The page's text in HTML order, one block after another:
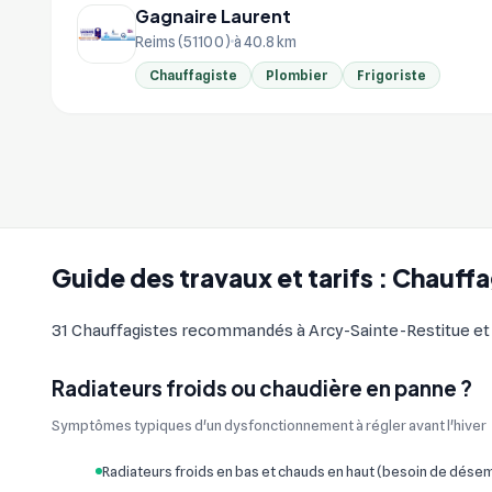
Guide des travaux et tarifs :
31 Chauffagistes recommandés à Arcy-Sainte-Restitue
Radiateurs froids ou chaudière en panne ?
Symptômes typiques d'un dysfonctionnement à régler avant l'hiver
Radiateurs froids en bas et chauds en haut (besoin de
Gagnaire Laurent
Reims (51100) à 40.8 km
Chauffagiste Plombier Frigoriste